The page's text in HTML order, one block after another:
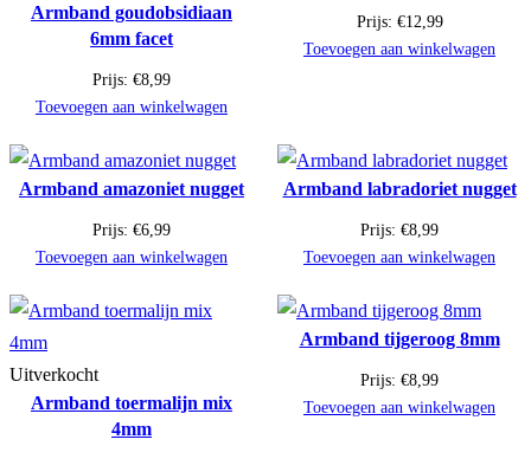
Armband goudobsidiaan
6mm facet
Prijs: €8,99
Toevoegen aan winkelwagen
Prijs: €12,99
Toevoegen aan winkelwagen
Armband amazoniet nugget
Prijs: €6,99
Toevoegen aan winkelwagen
Armband labradoriet nugget
Prijs: €8,99
Toevoegen aan winkelwagen
Uitverkocht
Armband toermalijn mix
4mm
Armband tijgeroog 8mm
Prijs: €8,99
Toevoegen aan winkelwagen